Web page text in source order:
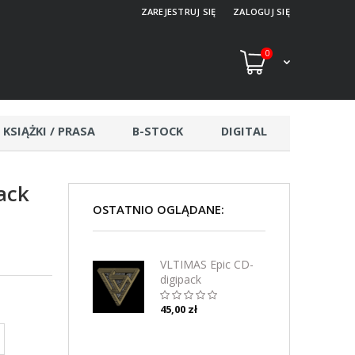
ZAREJESTRUJ SIĘ ZALOGUJ SIĘ
0
KSIĄŻKI / PRASA B-STOCK DIGITAL
OSTATNIO OGLĄDANE:
VLTIMAS Epic CD-
digipack
45,00 zł